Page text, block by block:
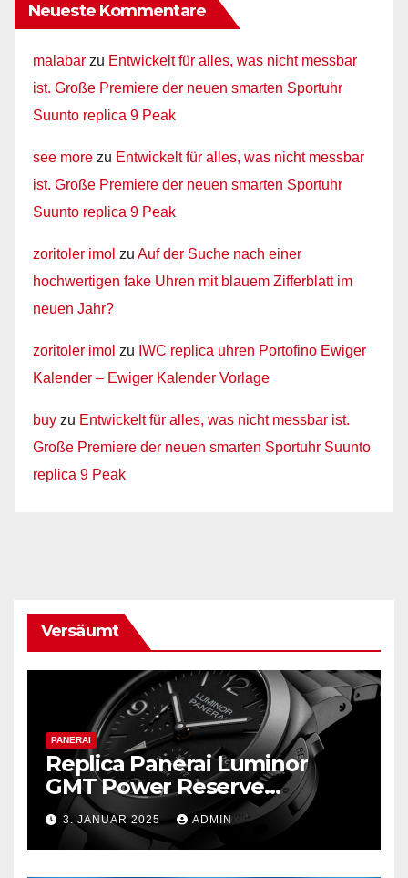
Neueste Kommentare
malabar zu Entwickelt für alles, was nicht messbar
ist. Große Premiere der neuen smarten Sportuhr
Suunto replica 9 Peak
see more zu Entwickelt für alles, was nicht messbar
ist. Große Premiere der neuen smarten Sportuhr
Suunto replica 9 Peak
zoritoler imol zu Auf der Suche nach einer
hochwertigen fake Uhren mit blauem Zifferblatt im
neuen Jahr?
zoritoler imol zu IWC replica uhren Portofino Ewiger
Kalender – Ewiger Kalender Vorlage
buy zu Entwickelt für alles, was nicht messbar ist.
Große Premiere der neuen smarten Sportuhr Suunto
replica 9 Peak
Versäumt
PANERAI
Replica Panerai Luminor
GMT Power Reserve
Ceramica und mehr
3. JANUAR 2025 ADMIN